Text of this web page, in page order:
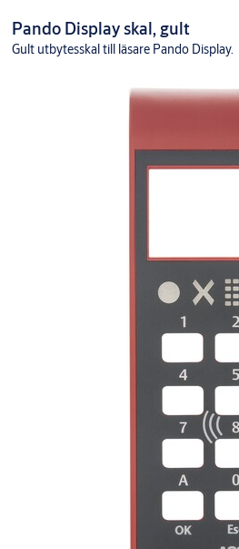
Pando Display skal, gult
Gult utbytesskal till läsare Pando Display.